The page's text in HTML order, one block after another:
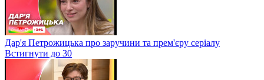
Дар'я Петрожицька про заручини та прем'єру серіалу
Встигнути до 30